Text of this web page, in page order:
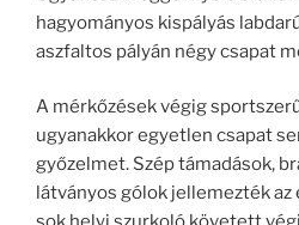
hagyományos kispályás
aszfaltos pályán négy csapat
A mérkőzések végig
ugyanakkor egyetlen csapat
győzelmet. Szép támadások,
látványos gólok jellemezték